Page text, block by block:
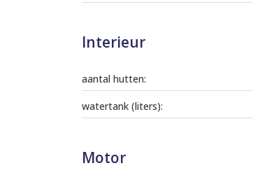
Interieur
aantal hutten:
watertank (liters):
Motor